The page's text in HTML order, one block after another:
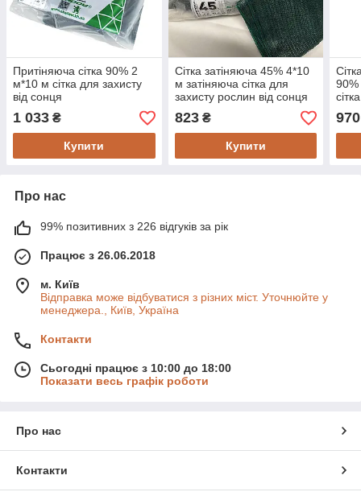
Притіняюча сітка 90% 2
м*10 м сітка для захисту
від сонця
1 033 ₴
Купити
Сітка затіняюча 45% 4*10
м затіняюча сітка для
захисту рослин від сонця
823₴
Купити
970
Про нас
99% позитивних з 226 відгуків за рік
Працює з 26.06.2018
м. Київ
Відправка може відбуватися з різних міст. Уточнюйте у
менеджера., Київ, Україна
Контакти
Сьогодні працює з 10:00 до 18:00
Показати весь графік роботи
Про нас
Контакти